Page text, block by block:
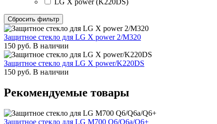
Сбросить фильтр
Защитное стекло для LG X power 2/M320
150 руб. В наличии
Защитное стекло для LG X power/K220DS
150 руб. В наличии
Рекомендуемые товары
Защитное стекло для LG M700 Q6/Q6a/Q6+